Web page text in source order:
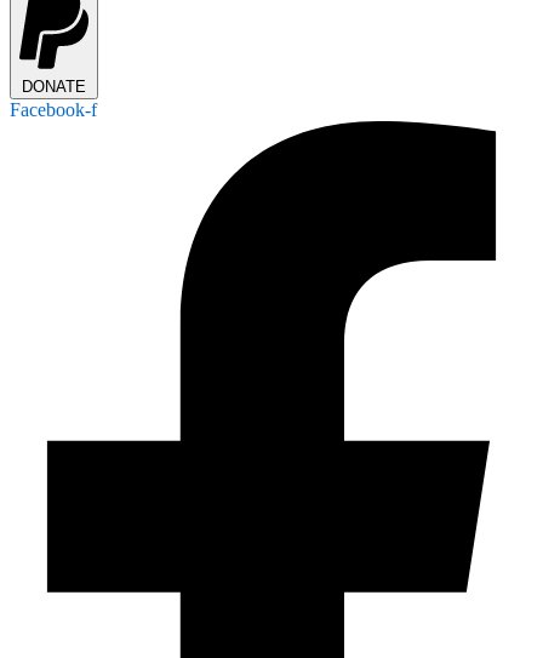
DONATE
Facebook-f